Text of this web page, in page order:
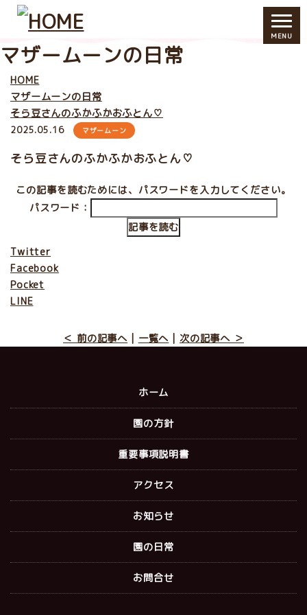
マザームーンの日常
HOME
マザームーンの日常
そら豆さんのふかふかおふとん♡
2025.05.16 マザームーン
そら豆さんのふかふかおふとん♡
この記事を読むためには、パスワードを入力してください。
パスワード：
記事を読む
Twitter
Facebook
Pocket
LINE
＜ 前の記事へ 一覧へ 次の記事へ ＞
ホーム
園の方針
重要事項説明書
アクセス
お知らせ
園の日常
お問合せ
MENU